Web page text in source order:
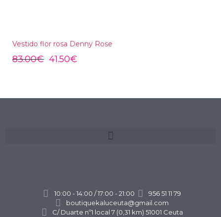
Vestido flor rosa Denny Rose
83.00€ 41.50€
10:00 - 14:00 / 17:00 - 21:00
956 51 11 79
boutiquekaluceuta@gmail.com
C/ Duarte nº1 local 7 (0,31 km) 51001 Ceuta